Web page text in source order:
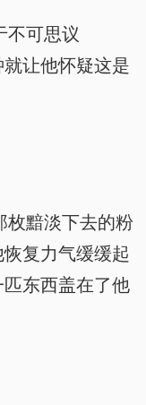
可思议
让他怀疑这是
黯淡下去的粉
复力气缓缓起
东西盖在了他